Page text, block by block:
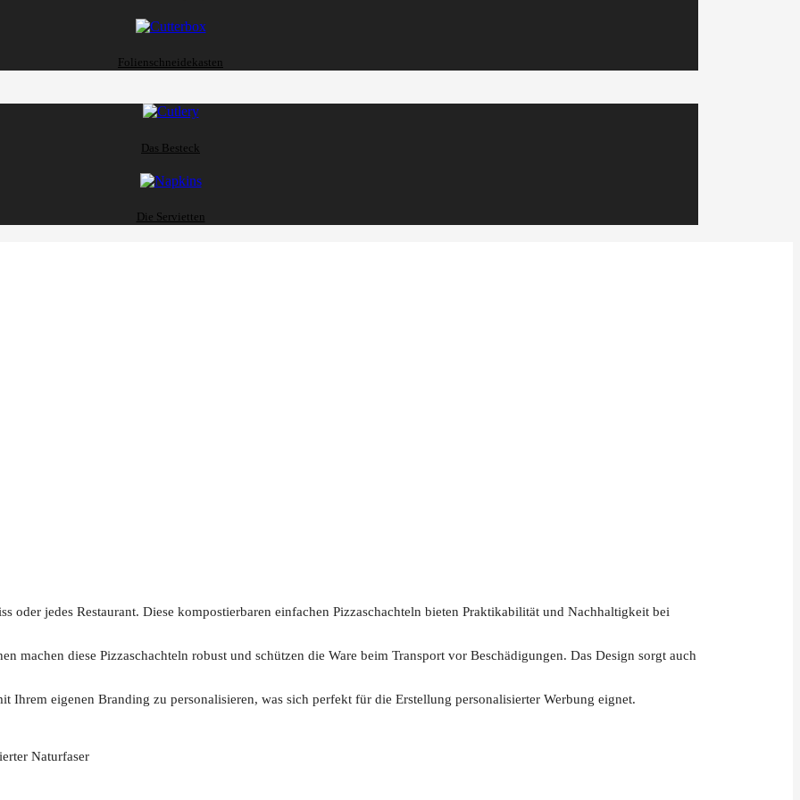
Folienschneidekasten
Das Besteck
Die Servietten
oder jedes Restaurant. Diese kompostierbaren einfachen Pizzaschachteln bieten Praktikabilität und Nachhaltigkeit bei
machen diese Pizzaschachteln robust und schützen die Ware beim Transport vor Beschädigungen. Das Design sorgt auch
Ihrem eigenen Branding zu personalisieren, was sich perfekt für die Erstellung personalisierter Werbung eignet.
Naturfaser